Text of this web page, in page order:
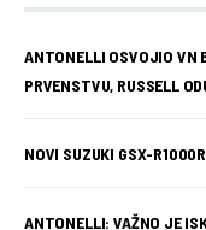
ANTONELLI OSVOJIO VN
PRVENSTVU, RUSSELL
NOVI SUZUKI GSX-
ANTONELLI: VAŽNO JE